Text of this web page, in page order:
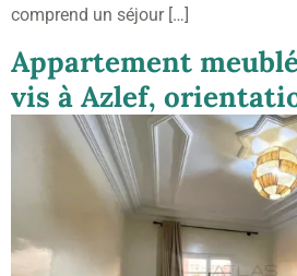
comprend un séjour […]
Appartement
vis à Azlef,